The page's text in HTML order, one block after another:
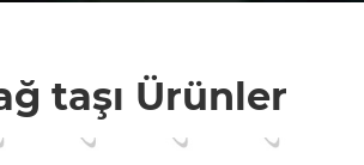
taşı Ürünler